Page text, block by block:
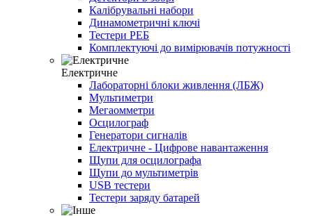
Калібрувальні набори
Динамометричні ключі
Тестери РЕБ
Комплектуючі до вимірювачів потужності
Електричне
Лабораторні блоки живлення (ЛБЖ)
Мультиметри
Мегаомметри
Осцилограф
Генератори сигналів
Електричне - Цифрове навантаження
Щупи для осцилографа
Щупи до мультиметрів
USB тестери
Тестери заряду батарей